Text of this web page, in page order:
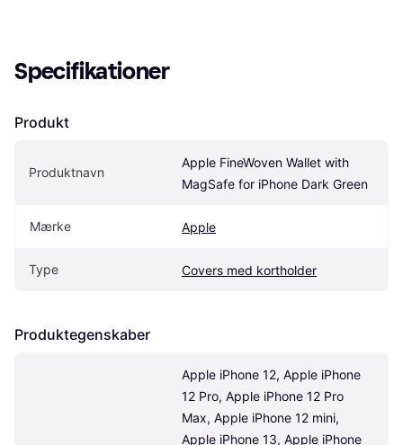
Specifikationer
Produkt
Produktnavn
Apple FineWoven Wallet with
MagSafe for iPhone Dark Green
Mærke Apple
Type Covers med kortholder
Produktegenskaber
Apple iPhone 12, Apple iPhone
12 Pro, Apple iPhone 12 Pro
Max, Apple iPhone 12 mini,
Apple iPhone 13, Apple iPhone